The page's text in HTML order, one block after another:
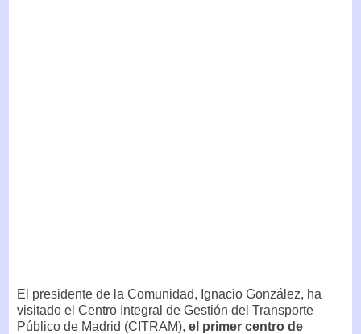
El presidente de la Comunidad, Ignacio González, ha
visitado el Centro Integral de Gestión del Transporte
Público de Madrid (CITRAM), el primer centro de